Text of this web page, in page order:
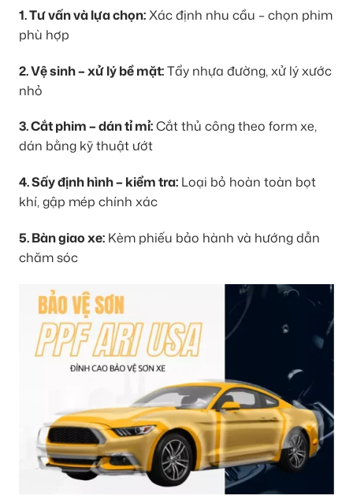
1. Tư vấn và lựa chọn:Xác định nhu cầu – chọn phim
phù hợp
2. Vệ sinh – xử lý bề mặt:Tẩy nhựa đường, xử lý xước
nhỏ
3. Cắt phim – dán tỉ mỉ:Cắt thủ công theo form xe,
dán bằng kỹ thuật ướt
4. Sấy định hình – kiểm tra: Loại bỏ hoàn toàn bọt
khí, gập mép chính xác
5. Bàn giao xe: Kèm phiếu bảo hành và hướng dẫn
chăm sóc